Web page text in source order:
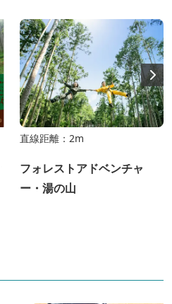
直線距離：2m
フォレストアドベンチャ
ー・湯の山